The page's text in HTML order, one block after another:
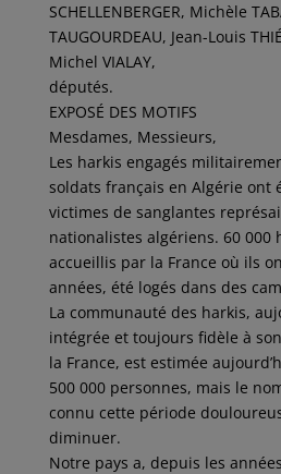
SCHELLENBERGER, Michèle
TAUGOURDEAU, Jean-Louis
Michel VIALAY,
députés.
EXPOSÉ DES MOTIFS
Mesdames, Messieurs,
Les harkis engagés
soldats français en Algérie ont
victimes de sanglantes
nationalistes algériens. 60 000
accueillis par la France où ils
années, été logés dans des
La communauté des harkis,
intégrée et toujours fidèle à
la France, est estimée
500 000 personnes, mais le
connu cette période
diminuer.
Notre pays a, depuis les